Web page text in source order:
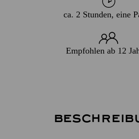
ca. 2 Stunden, eine
Empfohlen ab 12